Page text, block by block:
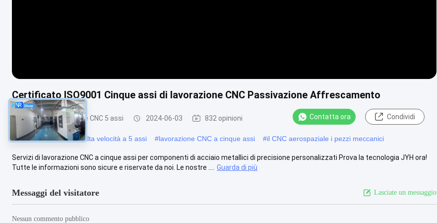
Certificato ISO9001 Cinque assi di lavorazione CNC Passivazione Affrescamento
Servizi di lavorazione CNC 5 assi 2024-06-03 832 opinioni Contatta ora Condividi
#Lavorazione CNC ad alta velocità a 5 assi #lavorazione CNC a cinque assi #il CNC aerospaziale i pezzi meccanici
Servizi di lavorazione CNC a cinque assi per componenti di acciaio metallici di precisione personalizzati Prova la tecnologia JYH ora!
Tutte le informazioni sono sicure e riservate da noi. Le nostre ....
Guarda di più
Messaggi del visitatore Lasciate un messaggio
Nessun commento pubblico